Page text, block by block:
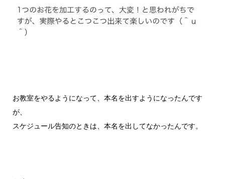
お教室をやるようになって、本名を出すようになったんです
が、
スケジュール告知のときは、本名を出してなかったんです。